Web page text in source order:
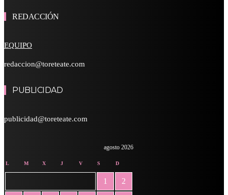
REDACCIÓN
EQUIPO
redaccion@toreteate.com
PUBLICIDAD
publicidad@toreteate.com
agosto 2026
L M X J V S D
1 2